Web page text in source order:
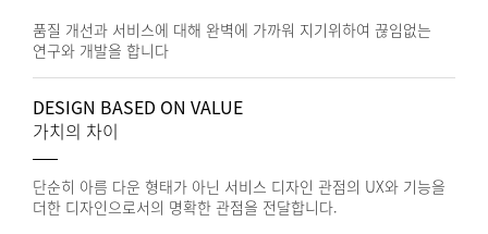
품질 개선과 서비스에 대해 완벽에 가까워 지기위하여 끊임없는
연구와 개발을 합니다
DESIGN BASED ON VALUE
가치의 차이
단순히 아름 다운 형태가 아닌 서비스 디자인 관점의 UX와 기능을
더한 디자인으로서의 명확한 관점을 전달합니다.